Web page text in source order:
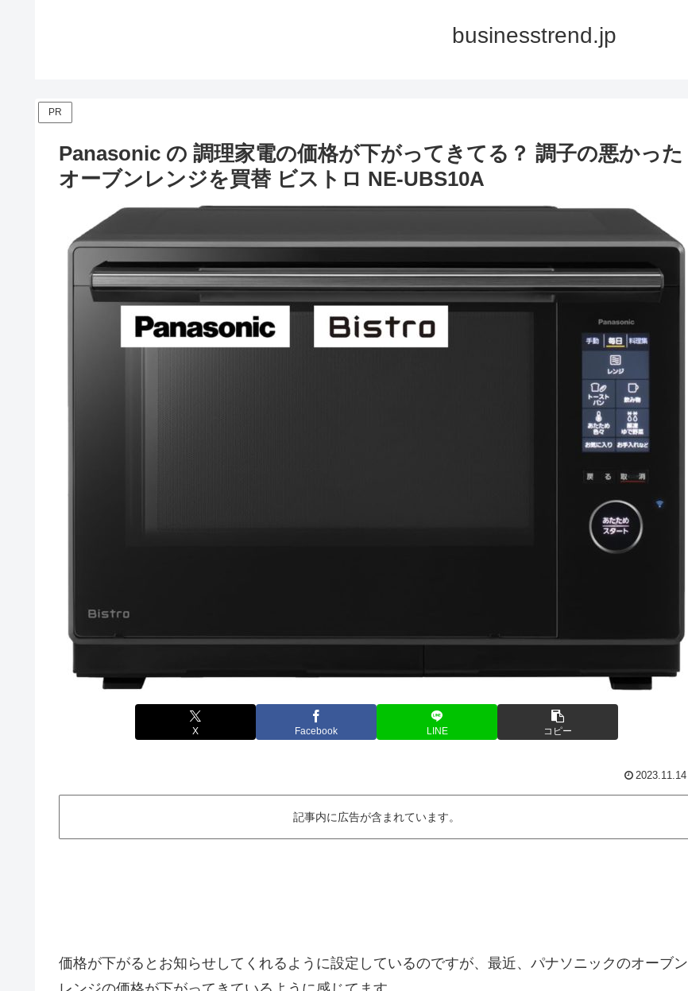
businesstrend.jp
PR
Panasonic の 調理家電の価格が下がってきてる？ 調子の悪かった
オーブンレンジを買替 ビストロ NE-UBS10A
X Facebook LINE コピー
2023.11.14
記事内に広告が含まれています。
価格が下がるとお知らせしてくれるように設定しているのですが、最近、パナソニックのオーブン